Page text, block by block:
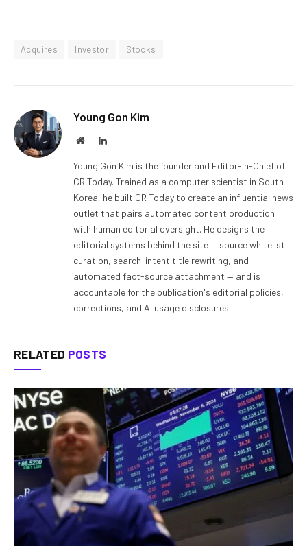
Acquires Investor Stocks
Young Gon Kim
WebsiteLinkedIn
Young Gon Kim is the founder and Editor-in-Chief of
CR Today. Trained as a computer scientist in South
Korea, he built CR Today to create an influential news
outlet that pairs automated content production
with human editorial oversight. He designs the
editorial systems behind the site — source whitelist
curation, search-intent title rewriting, and
automated fact-source attachment — and is
accountable for the publication's editorial policies,
corrections, and AI usage disclosures.
RELATED POSTS